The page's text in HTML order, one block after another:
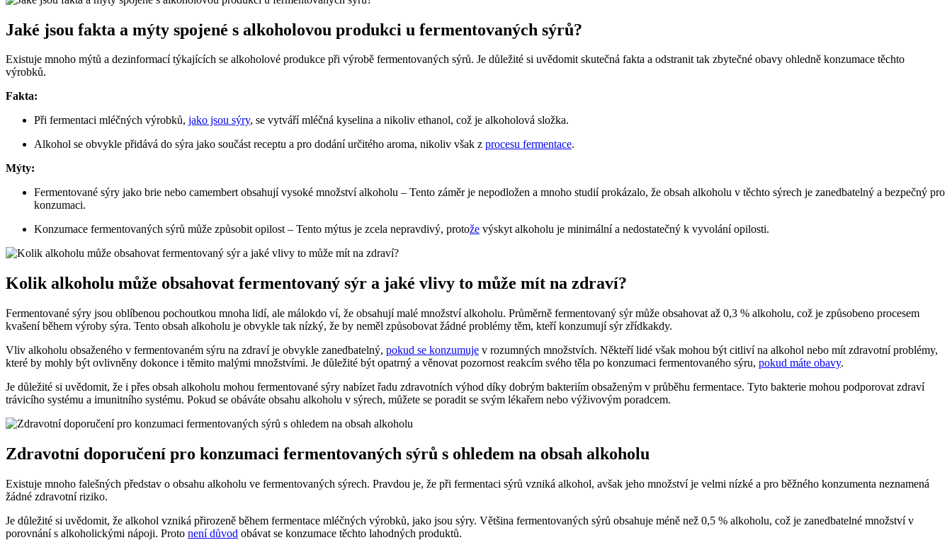
Jaké jsou fakta a mýty spojené s alkoholovou produkci u fermentovaných sýrů?
Existuje mnoho mýtů a dezinformací týkajících se alkoholové produkce při výrobě fermentovaných sýrů. Je důležité si uvědomit skutečná fakta a odstranit tak zbytečné obavy ohledně konzumace těchto
výrobků.
Fakta:
Při fermentaci mléčných výrobků, jako jsou sýry, se vytváří mléčná kyselina a nikoliv ethanol, což je alkoholová složka.
Alkohol se obvykle přidává do sýra jako součást receptu a pro dodání určitého aroma, nikoliv však z procesu fermentace.
Mýty:
Fermentované sýry jako brie nebo camembert obsahují vysoké množství alkoholu – Tento záměr je nepodložen a mnoho studií prokázalo, že obsah alkoholu v těchto sýrech je zanedbatelný a bezpečný pro
konzumaci.
Konzumace fermentovaných sýrů může způsobit opilost – Tento mýtus je zcela nepravdivý, protože výskyt alkoholu je minimální a nedostatečný k vyvolání opilosti.
Kolik alkoholu může obsahovat fermentovaný sýr a jaké vlivy to může mít na zdraví?
Fermentované sýry jsou oblíbenou pochoutkou mnoha lidí, ale málokdo ví, že obsahují malé množství alkoholu. Průměrně fermentovaný sýr může obsahovat až 0,3 % alkoholu, což je způsobeno procesem
kvašení během výroby sýra. Tento obsah alkoholu je obvykle tak nízký, že by neměl způsobovat žádné problémy těm, kteří konzumují sýr zřídkakdy.
Vliv alkoholu obsaženého v fermentovaném sýru na zdraví je obvykle zanedbatelný, pokud se konzumuje v rozumných množstvích. Někteří lidé však mohou být citliví na alkohol nebo mít zdravotní problémy,
které by mohly být ovlivněny dokonce i těmito malými množstvími. Je důležité být opatrný a věnovat pozornost reakcím svého těla po konzumaci fermentovaného sýru, pokud máte obavy.
Je důležité si uvědomit, že i přes obsah alkoholu mohou fermentované sýry nabízet řadu zdravotních výhod díky dobrým bakteriím obsaženým v průběhu fermentace. Tyto bakterie mohou podporovat zdraví
trávicího systému a imunitního systému. Pokud se obáváte obsahu alkoholu v sýrech, můžete se poradit se svým lékařem nebo výživovým poradcem.
Zdravotní doporučení pro konzumaci fermentovaných sýrů s ohledem na obsah alkoholu
Existuje mnoho falešných představ o obsahu alkoholu ve fermentovaných sýrech. Pravdou je, že při fermentaci sýrů vzniká alkohol, avšak jeho množství je velmi nízké a pro běžného konzumenta neznamená
žádné zdravotní riziko.
Je důležité si uvědomit, že alkohol vzniká přirozeně během fermentace mléčných výrobků, jako jsou sýry. Většina fermentovaných sýrů obsahuje méně než 0,5 % alkoholu, což je zanedbatelné množství v
porovnání s alkoholickými nápoji. Proto není důvod obávat se konzumace těchto lahodných produktů.